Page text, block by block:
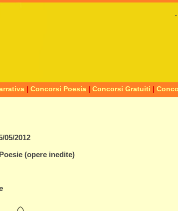
| Concorsi Poesia | Concorsi Gratuiti |
05/2012
Poesie (opere inedite)